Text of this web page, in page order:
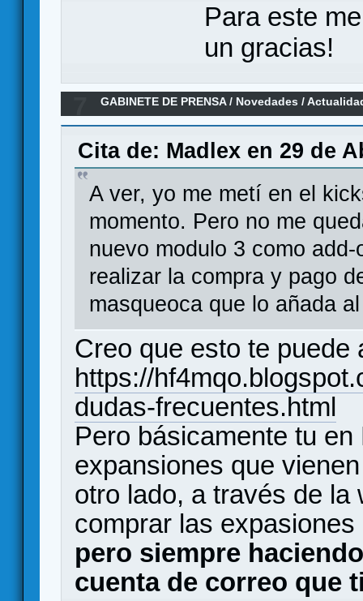
Para este
un gracias!
GABINETE DE PRENSA/ Novedades /
Cita de: Madlex en 29 de
A ver, yo me metí en el
momento. Pero no me
nuevo modulo 3 como
realizar la compra y pago
masqueoca que lo añada
Creo que esto te puede
https://
dudas-frecuentes.html
Pero básicamente tu
expansiones que
otro lado, a través de la
comprar las
pero siempre
cuenta de correo que